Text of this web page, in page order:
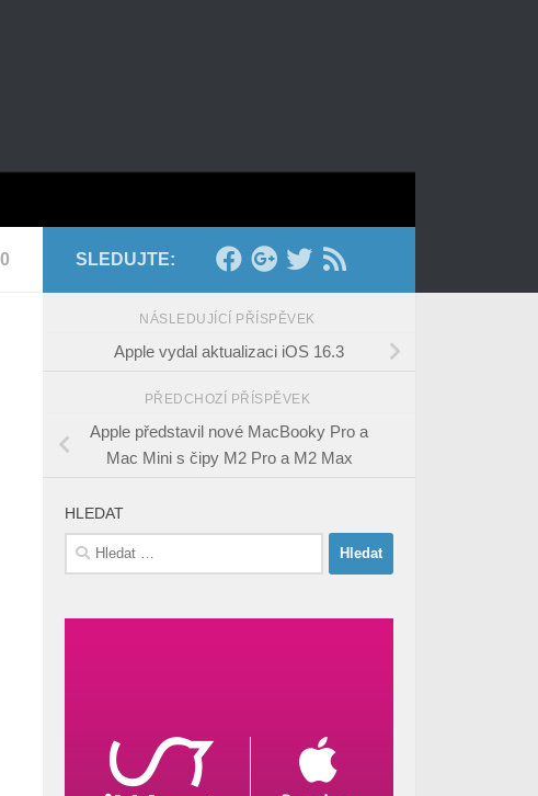
0 SLEDUJTE:
NÁSLEDUJÍCÍ PŘÍSPĚVEK
Apple vydal aktualizaci iOS 16.3
PŘEDCHOZÍ PŘÍSPĚVEK
Apple představil nové MacBooky Pro a
Mac Mini s čipy M2 Pro a M2 Max
HLEDAT
Vyhledávání